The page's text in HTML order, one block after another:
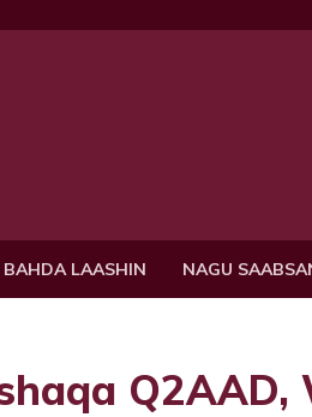
BAHDA LAASHIN NAGU
Q2AAD,